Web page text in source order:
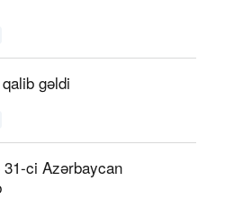
gəldi
ci Azərbaycan